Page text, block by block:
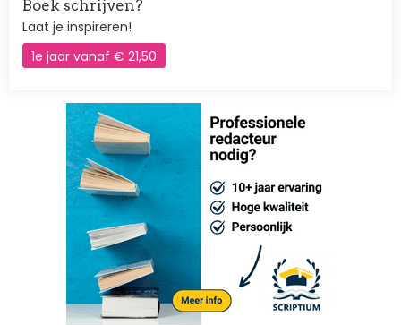
Boek schrijven?
Laat je inspireren!
1e jaar vanaf € 21,50